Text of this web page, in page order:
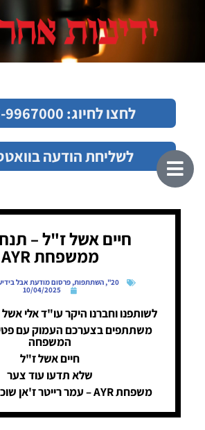
לחצו לחיוג: 077-9967000
לשליחת הודעה
חיים אשל ז"ל –
ממשפחת AYR
20"
,השתתפות,פרסום מודעת אבל
10/04/2025
לשותפנו וחברנו היקר עו"ד אלי
משתתפים בצערכם העמוק עם
המשפחה
חיים אשל ז"ל
שלא תדעו עוד צער
משפחת AYR – עמר רייטר ז'אן שוכטוביץ ושות'